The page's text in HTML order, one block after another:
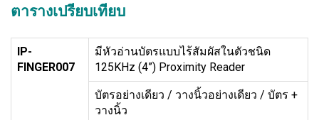
ตารางเปรียบเทียบ
IP-
FINGER007
มีหัวอ่านบัตรแบบไร้สัมผัสในตัวชนิด
125KHz (4”) Proximity Reader
บัตรอย่างเดียว / วางนิ้วอย่างเดียว / บัตร +
วางนิ้ว